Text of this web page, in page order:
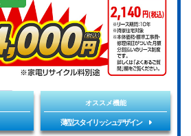
オススメ機能
薄型スタイリッシュデザイン